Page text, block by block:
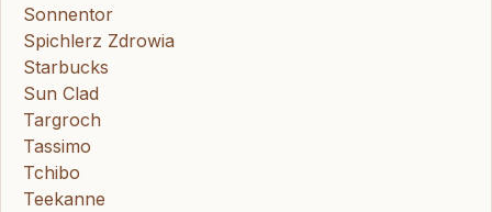
Sonnentor
Spichlerz Zdrowia
Starbucks
Sun Clad
Targroch
Tassimo
Tchibo
Teekanne